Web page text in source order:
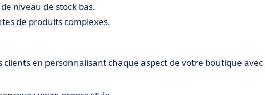
niveau de stock bas.
de produits complexes.
en personnalisant chaque aspect de votre boutique avec